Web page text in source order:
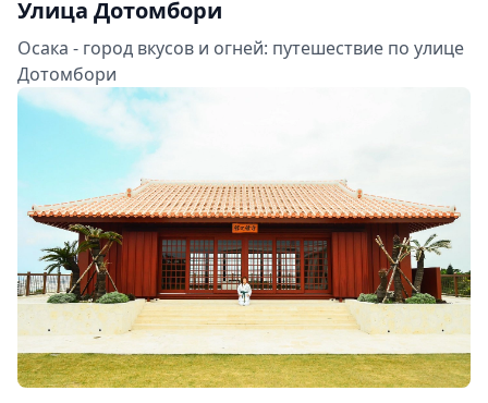
Улица Дотомбори
Осака - город вкусов и огней: путешествие по улице
Дотомбори